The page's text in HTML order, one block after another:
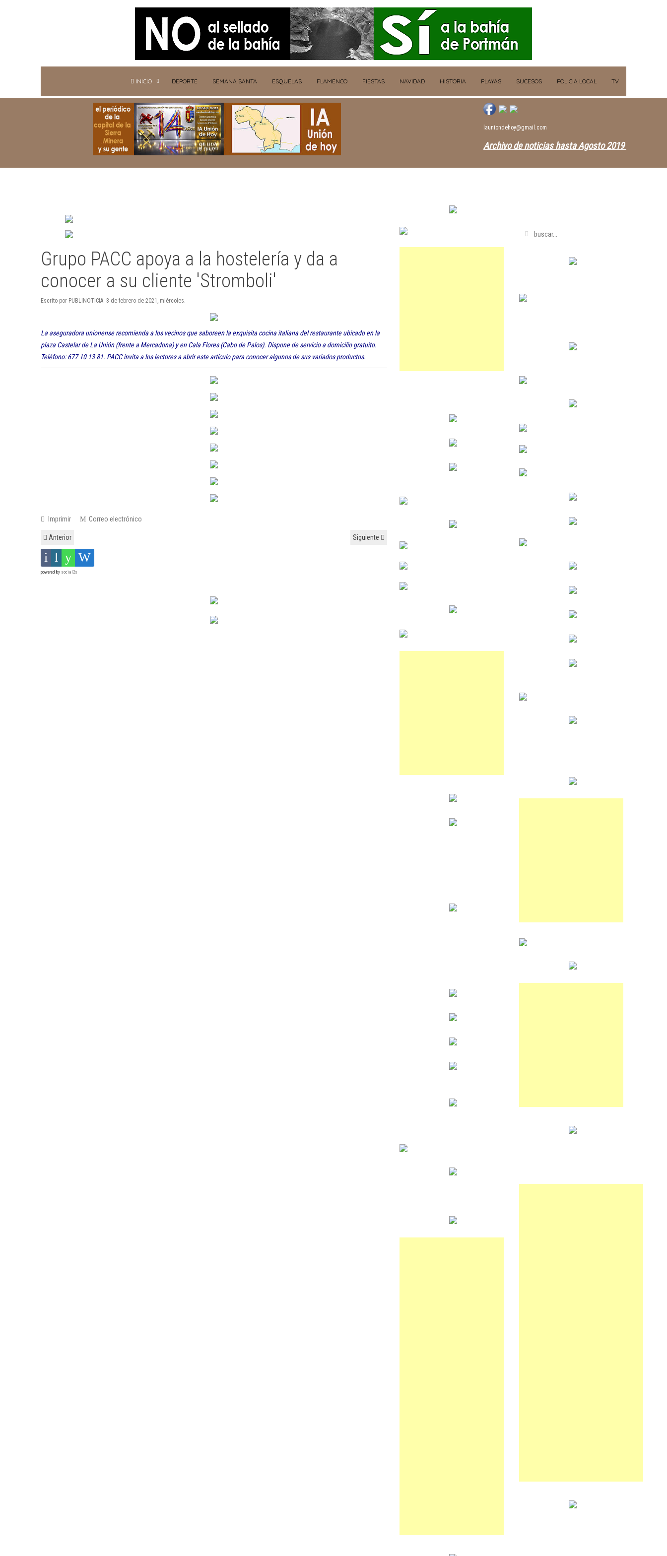
INICIO DEPORTE SEMANA SANTA ESQUELAS FLAMENCO FIESTAS NAVIDAD HISTORIA PLAYAS SUCESOS POLICIA LOCAL TV
launiondehoy@gmail.com
Archivo de noticias hasta Agosto 2019
Grupo PACC apoya a la hostelería y da a
conocer a su cliente 'Stromboli'
Escrito por PUBLINOTICIA. 3 de febrero de 2021, miércoles.
La aseguradora unionense recomienda a los vecinos que saboreen la exquisita cocina italiana del restaurante ubicado en la
plaza Castelar de La Unión (frente a Mercadona) y en Cala Flores (Cabo de Palos). Dispone de servicio a domicilio gratuito.
Teléfono: 677 10 13 81. PACC invita a los lectores a abrir este artículo para conocer algunos de sus variados productos.
Imprimir Correo electrónico
Anterior Siguiente
powered by social2s